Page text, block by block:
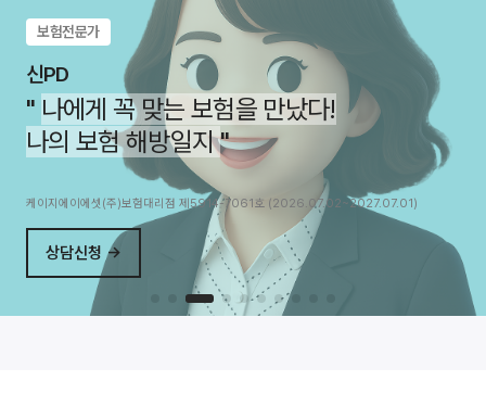
보험전문가
신PD
" 나에게 꼭 맞는 보험을 만났다!
나의 보험 해방일지"
케이지에이에셋(주)보험대리점 제5914-7061호 (2026.07.02~2027.07.01)
상담신청 →